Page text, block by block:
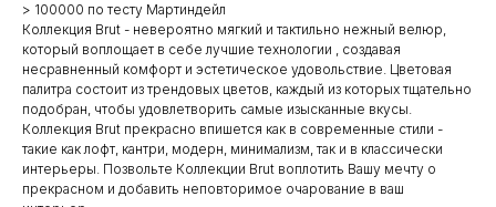
> 100000 по тесту Мартиндейл
Коллекция Brut - невероятно мягкий и тактильно нежный велюр,
который воплощает в себе лучшие технологии , создавая
несравненный комфорт и эстетическое удовольствие. Цветовая
палитра состоит из трендовых цветов, каждый из которых тщательно
подобран, чтобы удовлетворить самые изысканные вкусы.
Коллекция Brut прекрасно впишется как в современные стили -
такие как лофт, кантри, модерн, минимализм, так и в классически
интерьеры. Позвольте Коллекции Brut воплотить Вашу мечту о
прекрасном и добавить неповторимое очарование в ваш